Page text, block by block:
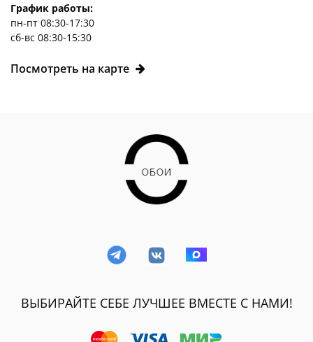
График работы:
пн-пт 08:30-17:30
сб-вс 08:30-15:30
Посмотреть на карте
ВЫБИРАЙТЕ СЕБЕ ЛУЧШЕЕ ВМЕСТЕ С НАМИ!